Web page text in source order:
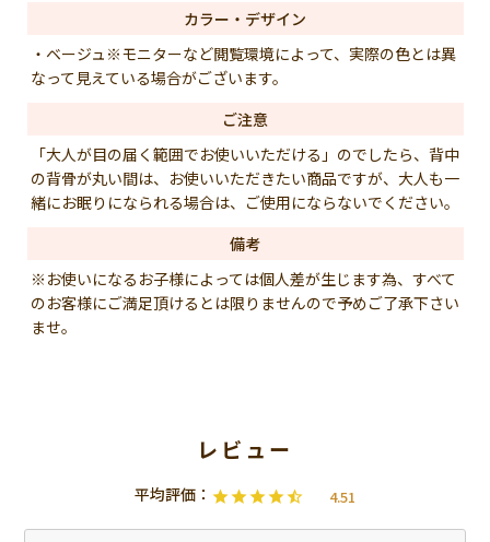
カラー・デザイン
・ベージュ※モニターなど閲覧環境によって、実際の色とは異
なって見えている場合がございます。
ご注意
「大人が目の届く範囲でお使いいただける」のでしたら、背中
の背骨が丸い間は、お使いいただきたい商品ですが、大人も一
緒にお眠りになられる場合は、ご使用にならないでください。
備考
※お使いになるお子様によっては個人差が生じます為、すべて
のお客様にご満足頂けるとは限りませんので予めご了承下さい
ませ。
4.51